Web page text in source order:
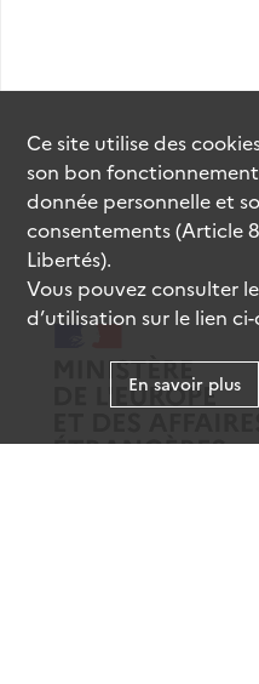
Ce site utilise des
son bon
donnée personnelle et
consentements (Article
Libertés).
Vous pouvez consulter
d’utilisation sur le lien ci-
En savoir plus